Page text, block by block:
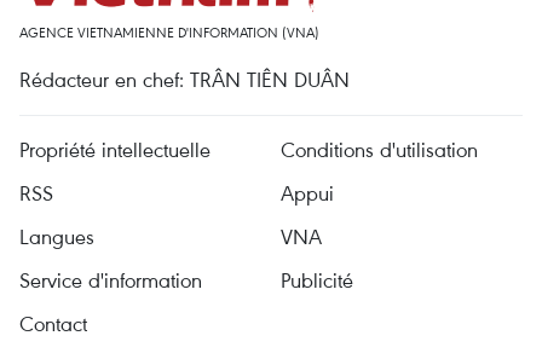
AGENCE VIETNAMIENNE D'INFORMATION (VNA)
Rédacteur en chef: TRÂN TIÊN DUÂN
Propriété intellectuelle
Conditions d'utilisation
RSS
Appui
Langues
VNA
Service d'information
Publicité
Contact